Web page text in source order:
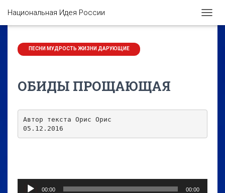
Национальная Идея России
ОБИДЫ ПРОЩАЮЩАЯ
Автор текста Орис Орис
05.12.2016
Аудиоплеер
00:00 00:00
ПЕСНИ МУДРОСТЬ ЖИЗНИ ДАРУЮЩИЕ